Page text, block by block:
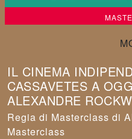
IL CINEMA
CASSAVETES A
ALEXANDRE
Masterclass di
Masterclass